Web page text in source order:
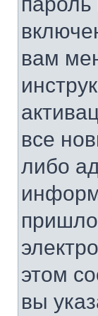
вам
все
либо
этом
вы